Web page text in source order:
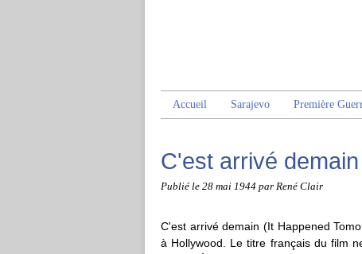
Accueil Sarajevo Première
C'est arrivé demain
Publié le 28 mai 1944 par René Clair
C'est arrivé demain (It Happened
à Hollywood. Le titre français du film